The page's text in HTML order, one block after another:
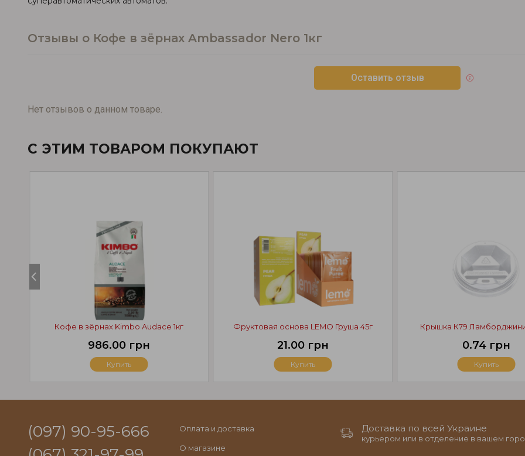
Отзывы о Кофе в зёрнах Ambassador Nero 1кг
Оставить отзыв
Нет отзывов о данном товаре.
С ЭТИМ ТОВАРОМ ПОКУПАЮТ
Кофе в зёрнах Kimbo Audace 1кг
986.00 грн
Купить
Фруктовая основа LEMO Груша 45г
21.00 грн
Купить
Крышка К79
0.74 грн
Купить
(097) 90-95-666
Оплата и доставка
О магазине
Доставка по всей Украине
курьером или в отделение в вашем